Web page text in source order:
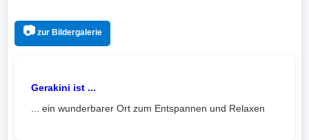
📷zur Bildergalerie
Gerakini ist ...
... ein wunderbarer Ort zum Entspannen und Relaxen